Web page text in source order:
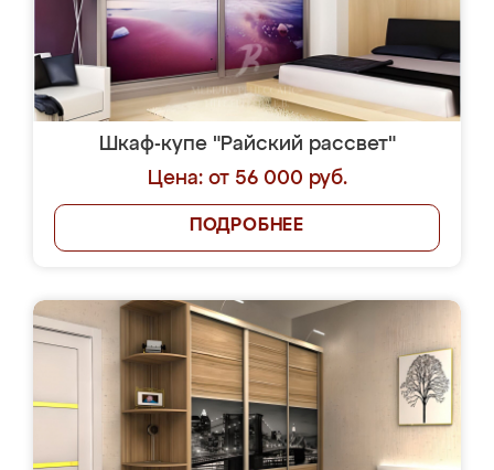
Шкаф-купе "Райский рассвет"
Цена: от 56 000 руб.
ПОДРОБНЕЕ